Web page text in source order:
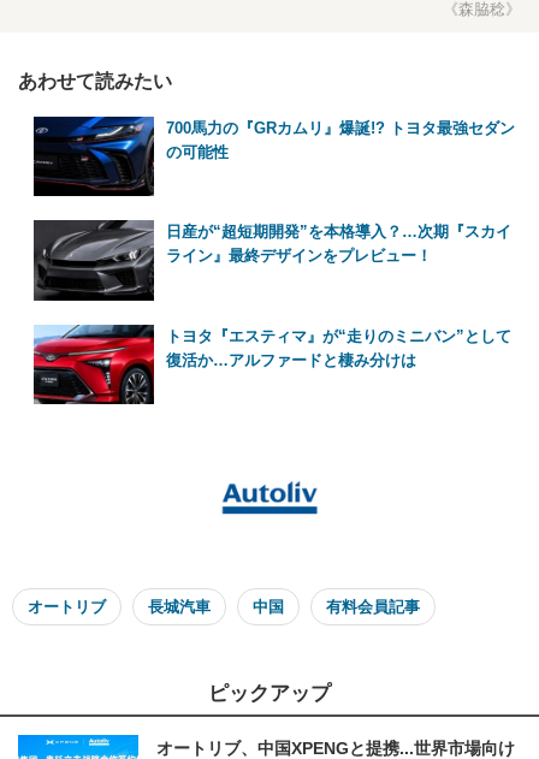
《森脇稔》
あわせて読みたい
700馬力の『GRカムリ』爆誕!? トヨタ最強セダン
の可能性
日産が“超短期開発”を本格導入？…次期『スカイ
ライン』最終デザインをプレビュー！
トヨタ『エスティマ』が“走りのミニバン”として
復活か…アルファードと棲み分けは
オートリブ 長城汽車 中国 有料会員記事
ピックアップ
オートリブ、中国XPENGと提携...世界市場向け